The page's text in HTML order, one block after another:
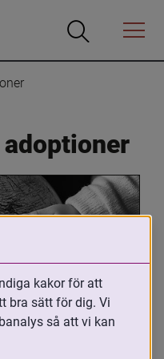
Öppna
Öppna
Menyn
med
kakor för att
bra sätt för dig. Vi
så att vi kan